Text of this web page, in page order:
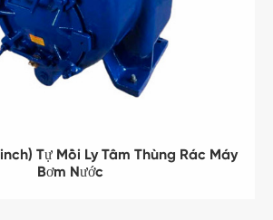
Tự Mồi Ly Tâm Thùng Rác Máy
Bơm Nước